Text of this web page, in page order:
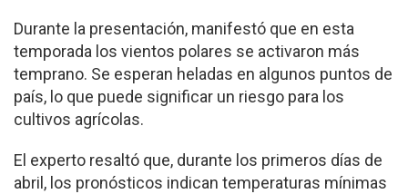
Durante la presentación, manifestó que en esta
temporada los vientos polares se activaron más
temprano. Se esperan heladas en algunos puntos de
país, lo que puede significar un riesgo para los
cultivos agrícolas.
El experto resaltó que, durante los primeros días de
abril, los pronósticos indican temperaturas mínimas